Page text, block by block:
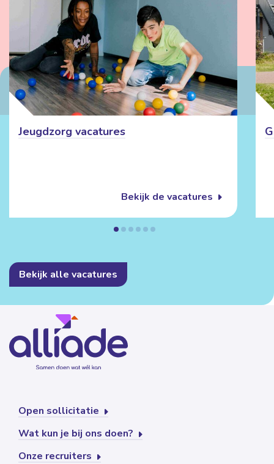
Jeugdzorg vacatures
Bekijk de vacatures
Bekijk alle vacatures
Open sollicitatie
Wat kun je bij ons doen?
Onze recruiters